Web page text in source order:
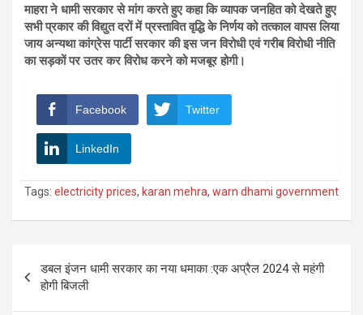
माहरा ने धामी सरकार से मांग करते हुए कहा कि व्यापक जनहित को देखते हुए
सभी प्रकार की विद्युत दरों में प्रस्तावित वृद्धि के निर्णय को तत्काल वापस लिया
जाय अन्यथा कांग्रेस पार्टी सरकार की इस जन विरोधी एवं गरीब विरोधी नीति
का सड़कों पर उतर कर विरोध करने को मजबूर होगी।
Facebook Twitter
LinkedIn
Tags: electricity prices, karan mehra, warn dhami government
navigation
डबल इंजन धामी सरकार का नया धमाका :एक अप्रैल 2024 से महंगी
होगी बिजली